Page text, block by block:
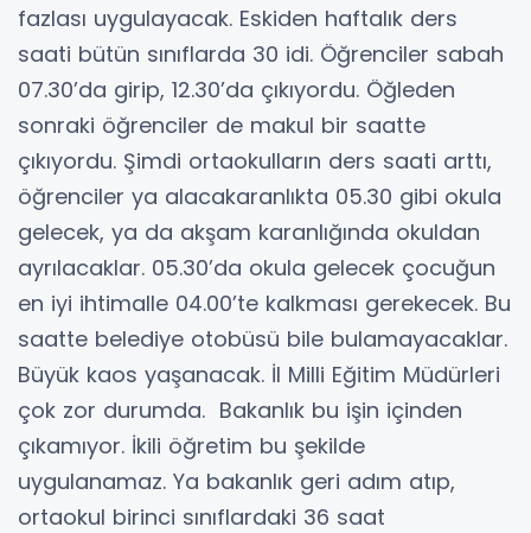
fazlası uygulayacak. Eskiden haftalık ders
saati bütün sınıflarda 30 idi. Öğrenciler sabah
07.30’da girip, 12.30’da çıkıyordu. Öğleden
sonraki öğrenciler de makul bir saatte
çıkıyordu. Şimdi ortaokulların ders saati arttı,
öğrenciler ya alacakaranlıkta 05.30 gibi okula
gelecek, ya da akşam karanlığında okuldan
ayrılacaklar. 05.30’da okula gelecek çocuğun
en iyi ihtimalle 04.00’te kalkması gerekecek. Bu
saatte belediye otobüsü bile bulamayacaklar.
Büyük kaos yaşanacak. İl Milli Eğitim Müdürleri
çok zor durumda. Bakanlık bu işin içinden
çıkamıyor. İkili öğretim bu şekilde
uygulanamaz. Ya bakanlık geri adım atıp,
ortaokul birinci sınıflardaki 36 saat